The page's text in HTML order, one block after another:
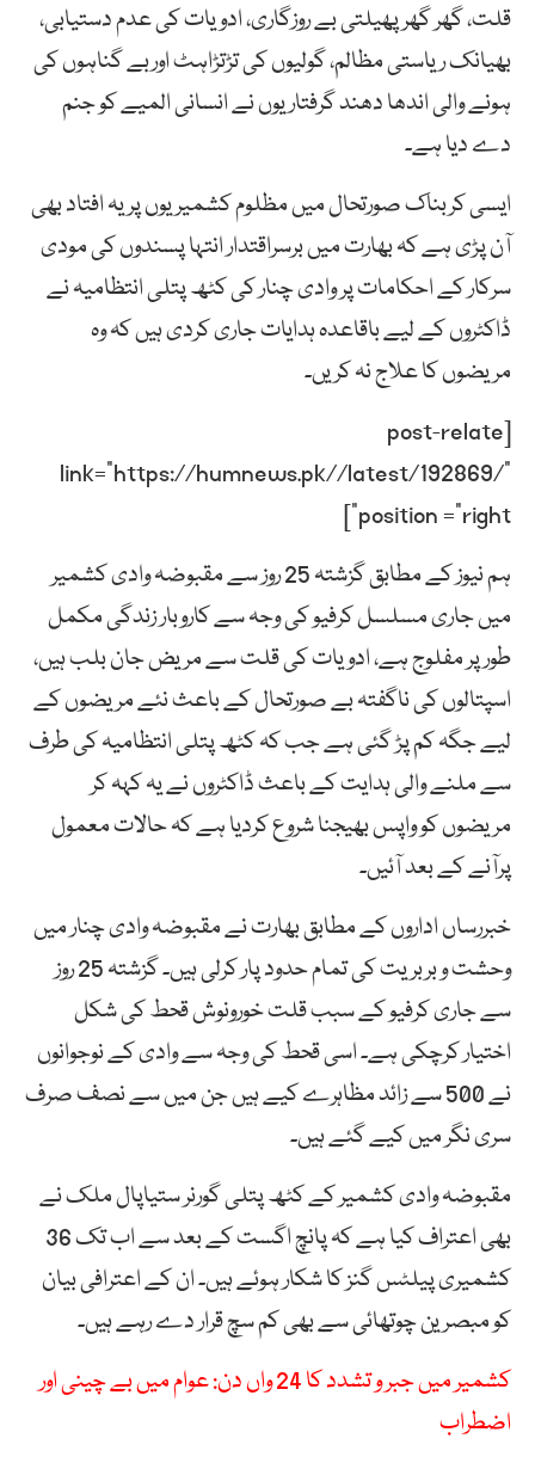
قلت، گھر گھر پھیلتی بے روزگاری، ادویات کی عدم دستیابی،
بھیانک ریاستی مظالم، گولیوں کی تڑتڑاہٹ اوربے گناہوں کی
ہونے والی اندھا دھند گرفتاریوں نے انسانی المیے کو جنم
دے دیا ہے۔
ایسی کربناک صورتحال میں مظلوم کشمیریوں پر یہ افتاد بھی
آن پڑی ہے کہ بھارت میں برسراقتدار انتہا پسندوں کی مودی
سرکار کے احکامات پر وادی چنار کی کٹھ پتلی انتظامیہ نے
ڈاکٹروں کے لیے باقاعدہ ہدایات جاری کردی ہیں کہ وہ
مریضوں کا علاج نہ کریں۔
[post-relate
link=”https://humnews.pk//latest/192869/”
position =”right”]
ہم نیوز کے مطابق گزشتہ 25 روز سے مقبوضہ وادی کشمیر
میں جاری مسلسل کرفیو کی وجہ سے کاروبار زندگی مکمل
طور پر مفلوج ہے، ادویات کی قلت سے مریض جان بلب ہیں،
اسپتالوں کی ناگفتہ بے صورتحال کے باعث نئے مریضوں کے
لیے جگہ کم پڑ گئی ہے جب کہ کٹھ پتلی انتظامیہ کی طرف
سے ملنے والی ہدایت کے باعث ڈاکٹروں نے یہ کہہ کر
مریضوں کو واپس بھیجنا شروع کردیا ہے کہ حالات معمول
پرآنے کے بعد آئیں۔
خبررساں اداروں کے مطابق بھارت نے مقبوضہ وادی چنار میں
وحشت و بربریت کی تمام حدود پار کرلی ہیں۔ گزشتہ 25 روز
سے جاری کرفیو کے سبب قلت خورونوش قحط کی شکل
اختیار کرچکی ہے۔ اسی قحط کی وجہ سے وادی کے نوجوانوں
نے 500 سے زائد مظاہرے کیے ہیں جن میں سے نصف صرف
سری نگر میں کیے گئے ہیں۔
مقبوضہ وادی کشمیر کے کٹھ پتلی گورنر ستیاپال ملک نے
بھی اعتراف کیا ہے کہ پانچ اگست کے بعد سے اب تک 36
کشمیری پیلٹس گنز کا شکار ہوئے ہیں۔ ان کے اعترافی بیان
کو مبصرین چوتھائی سے بھی کم سچ قرار دے رہے ہیں۔
کشمیر میں جبر و تشدد کا 24 واں دن: عوام میں بے چینی اور
اضطراب